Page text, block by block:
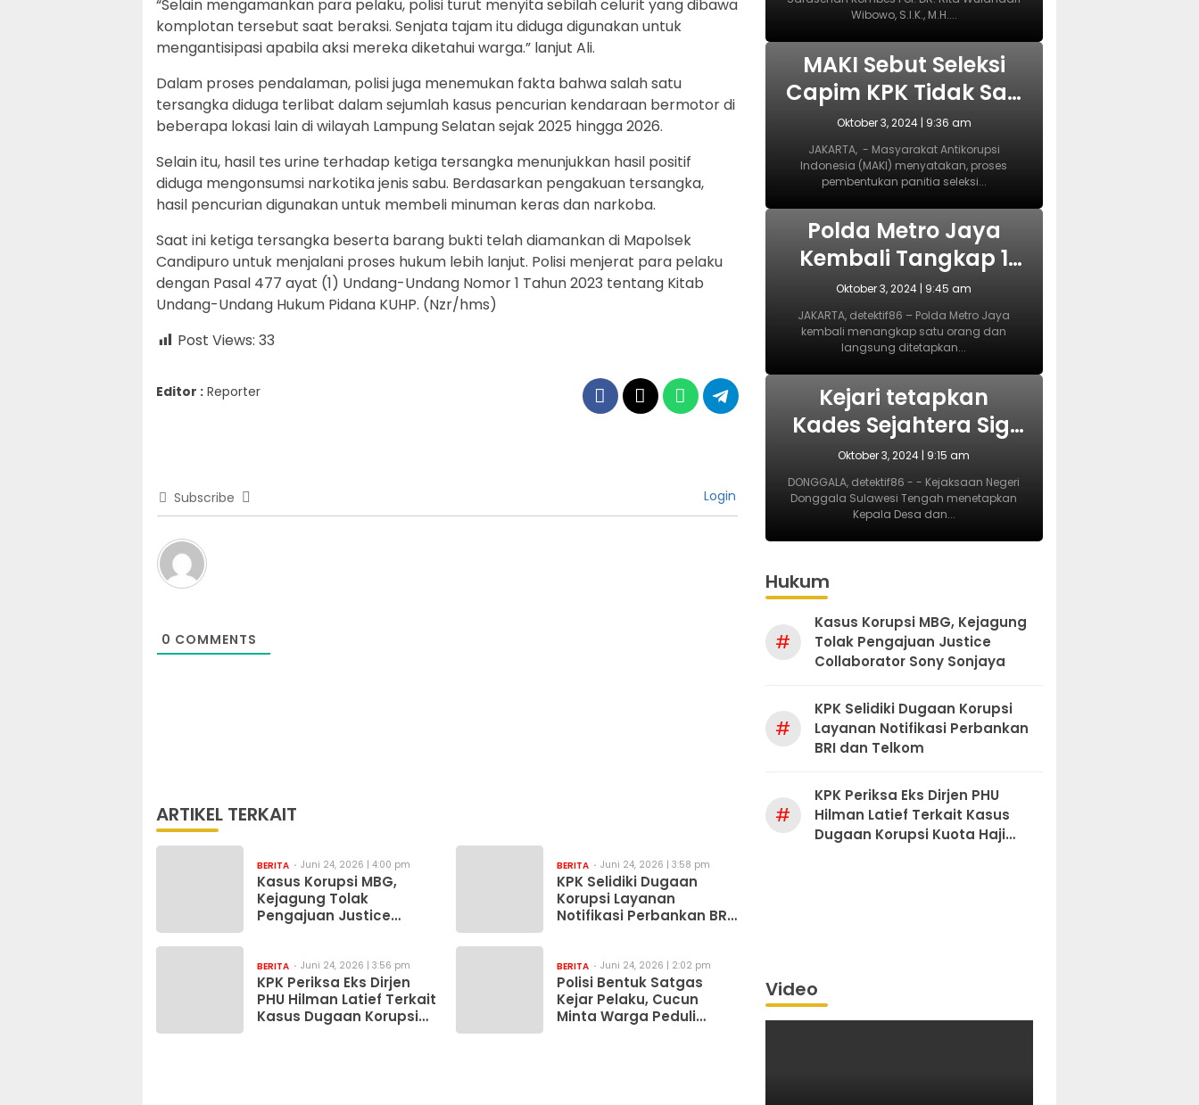
“Selain mengamankan para pelaku, polisi turut menyita sebilah celurit yang dibawa
komplotan tersebut saat beraksi. Senjata tajam itu diduga digunakan untuk
mengantisipasi apabila aksi mereka diketahui warga.” lanjut Ali.
Dalam proses pendalaman, polisi juga menemukan fakta bahwa salah satu
tersangka diduga terlibat dalam sejumlah kasus pencurian kendaraan bermotor di
beberapa lokasi lain di wilayah Lampung Selatan sejak 2025 hingga 2026.
Selain itu, hasil tes urine terhadap ketiga tersangka menunjukkan hasil positif
diduga mengonsumsi narkotika jenis sabu. Berdasarkan pengakuan tersangka,
hasil pencurian digunakan untuk membeli minuman keras dan narkoba.
Saat ini ketiga tersangka beserta barang bukti telah diamankan di Mapolsek
Candipuro untuk menjalani proses hukum lebih lanjut. Polisi menjerat para pelaku
dengan Pasal 477 ayat (1) Undang-Undang Nomor 1 Tahun 2023 tentang Kitab
Undang-Undang Hukum Pidana KUHP. (Nzr/hms)
Post Views: 33
Editor : Reporter
Subscribe Login
0 COMMENTS
ARTIKEL TERKAIT
BERITA Juni 24, 2026 | 4:00 pm
Kasus Korupsi MBG,
Kejagung Tolak
Pengajuan Justice
BERITA Juni 24, 2026 | 3:58 pm
KPK Selidiki Dugaan
Korupsi Layanan
Notifikasi Perbankan BRI
BERITA Juni 24, 2026 | 3:56 pm
KPK Periksa Eks Dirjen
PHU Hilman Latief Terkait
Kasus Dugaan Korupsi
BERITA Juni 24, 2026 | 2:02 pm
Polisi Bentuk Satgas
Kejar Pelaku, Cucun
Minta Warga Peduli
Perlindungan
Perempuan dan Anak
Wibowo, S.I.K., M.H....
MAKI Sebut Seleksi
Capim KPK Tidak Sah
Sejak Awal, Harusnya
Dilakukan Era
Prabowo
Oktober 3, 2024 | 9:36 am
JAKARTA, - Masyarakat Antikorupsi
Indonesia (MAKI) menyatakan, proses
pembentukan panitia seleksi...
Polda Metro Jaya
Kembali Tangkap 1
Tersangka Kasus
Pembubaran Paksa
Diskusi di Kemang
Oktober 3, 2024 | 9:45 am
JAKARTA, detektif86 – Polda Metro Jaya
kembali menangkap satu orang dan
langsung ditetapkan...
Kejari tetapkan
Kades Sejahtera Sigi
tersangka korupsi
ADD
Oktober 3, 2024 | 9:15 am
DONGGALA, detektif86 - - Kejaksaan Negeri
Donggala Sulawesi Tengah menetapkan
Kepala Desa dan...
Hukum
#
Kasus Korupsi MBG, Kejagung
Tolak Pengajuan Justice
Collaborator Sony Sonjaya
#
KPK Selidiki Dugaan Korupsi
Layanan Notifikasi Perbankan
BRI dan Telkom
#
KPK Periksa Eks Dirjen PHU
Hilman Latief Terkait Kasus
Dugaan Korupsi Kuota Haji
Video